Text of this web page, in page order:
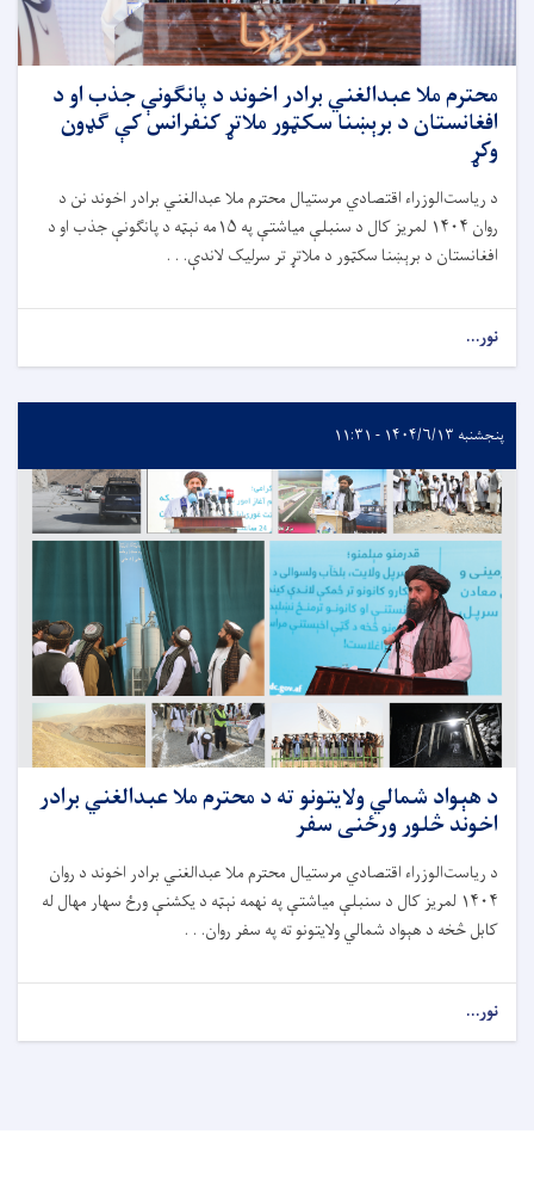
محترم ملا عبدالغني برادر اخوند د پانګونې جذب او د
افغانستان د برېښنا سکټور ملاتړ کنفرانس کې ګډون
وکړ
د ریاست‌الوزراء اقتصادي مرستیال محترم ملا عبدالغني برادر اخوند نن د
روان ۱۴۰۴ لمریز کال د سنبلې میاشتې په ۱۵مه نېټه د پانګونې جذب او د
افغانستان د برېښنا سکټور د ملاتړ تر سرلیک لاندې. . .
نور...
پنجشنبه ۱۴۰۴/۶/۱۳ - ۱۱:۳۱
د هېواد شمالي ولایتونو ته د محترم ملا عبدالغني برادر
اخوند څلور ورځنی سفر
د ریاست‌الوزراء اقتصادي مرستیال محترم ملا عبدالغني برادر اخوند د روان
۱۴۰۴ لمریز کال د سنبلې میاشتې په نهمه نېټه د یکشنې ورځ سهار مهال له
کابل څخه د هېواد شمالي ولایتونو ته په سفر روان. . .
نور...